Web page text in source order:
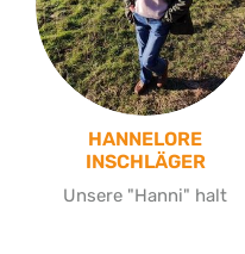
HANNELORE
INSCHLÄGER
Unsere "Hanni" halt